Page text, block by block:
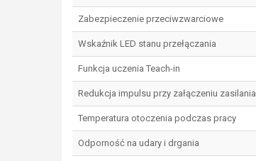
Zabezpieczenie przeciwzwarciowe
Wskaźnik LED stanu przełączania
Funkcja uczenia Teach-in
Redukcja impulsu przy załączeniu zasilania
Temperatura otoczenia podczas pracy
Odporność na udary i drgania